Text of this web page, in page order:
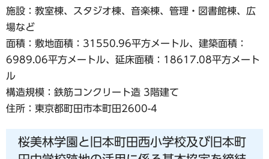
施設：教室棟、スタジオ棟、音楽棟、管理・図書館棟、広
場など
面積：敷地面積：31550.96平方メートル、建築面積：
6989.06平方メートル、延床面積：18617.08平方メート
ル
構造規模：鉄筋コンクリート造 3階建て
住所：東京都町田市本町田2600-4
桜美林学園と旧本町田西小学校及び旧本町